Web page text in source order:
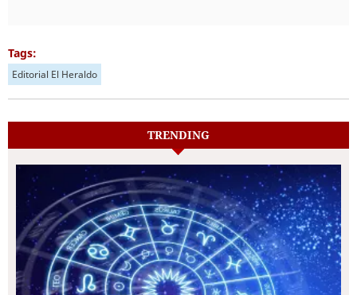
Tags:
Editorial El Heraldo
TRENDING